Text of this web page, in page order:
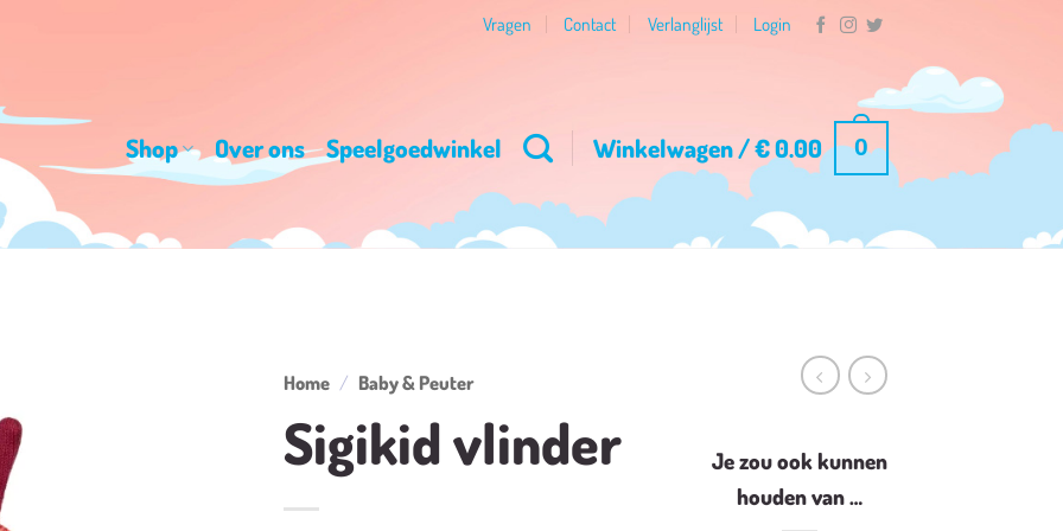
Vragen Contact Verlanglijst Login
Shop Over ons Speelgoedwinkel Winkelwagen /€0.00 0
Home / Baby & Peuter
Sigikid vlinder
Je zou ook kunnen
houden van …